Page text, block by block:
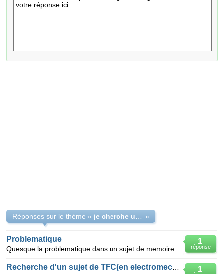
Réponses sur le thème « »
1
réponse
Problematique
1